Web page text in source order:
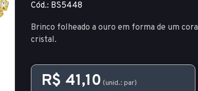
Cód.: BS5448
Brinco folheado a ouro em forma de um
cristal.
R$ 41,10 (unid.: par)